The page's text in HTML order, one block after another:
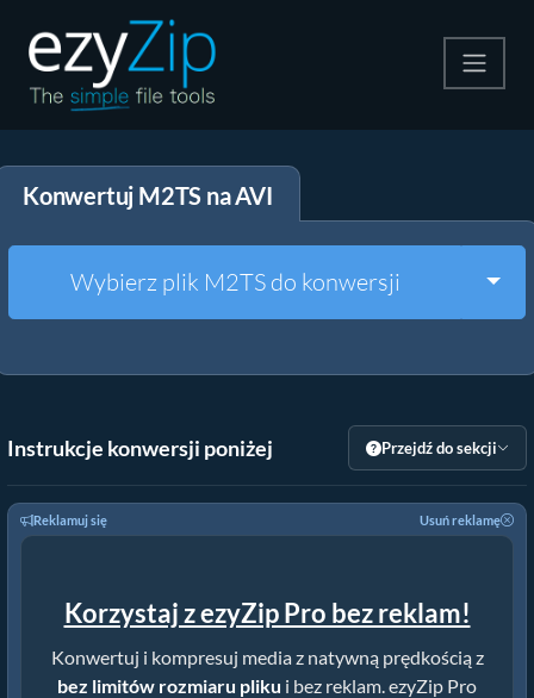
Rozpakuj
Inne narzędzia
Konwertuj M2TS na AVI
Wybierz plik M2TS do konwersji
Instrukcje konwersji poniżej Przejdź do sekcji
Reklamuj się Usuń reklamę
Korzystaj z ezyZip Pro bez reklam!
Konwertuj i kompresuj media z natywną prędkością z
bez limitów rozmiaru pliku i bez reklam. ezyZip Pro